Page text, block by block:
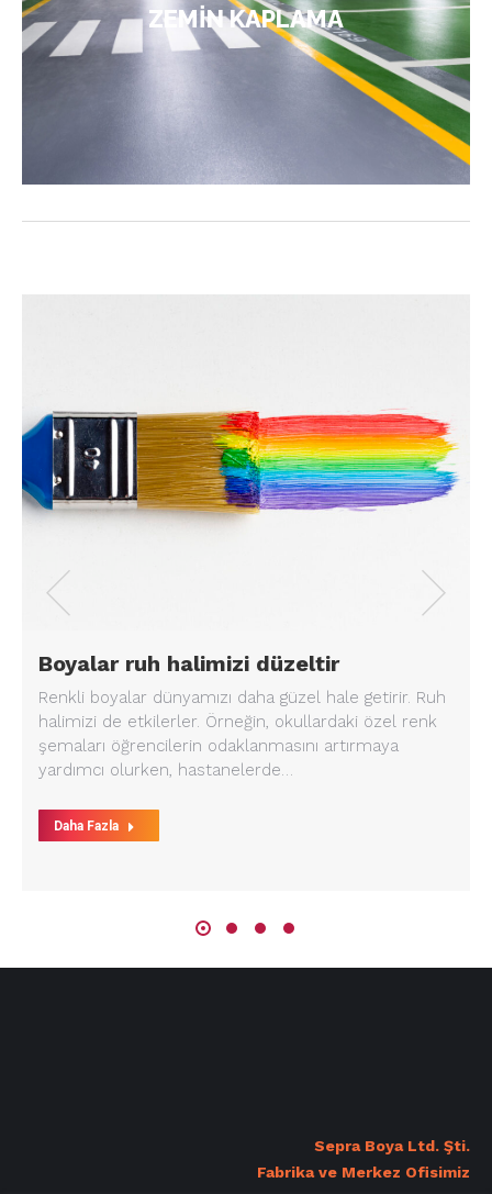
ZEMİN KAPLAMA
sürtünme direncine sahip olan bu ürün, UV
ışınlarından ve meteorolojik koşullardan
Boyalar ruh halimizi düzeltir
Renkli boyalar dünyamızı daha güzel hale getirir. Ruh
halimizi de etkilerler. Örneğin, okullardaki özel renk
şemaları öğrencilerin odaklanmasını artırmaya
yardımcı olurken, hastanelerde…
Daha Fazla
Sepra Boya Ltd. Şti.
Fabrika ve Merkez Ofisimiz